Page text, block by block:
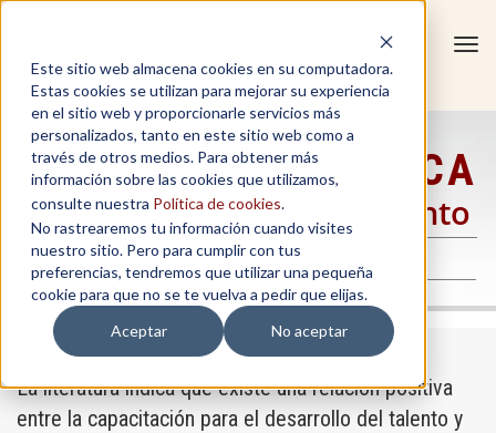
Este sitio web almacena cookies en su computadora.
Estas cookies se utilizan para mejorar su experiencia
en el sitio web y proporcionarle servicios más
personalizados, tanto en este sitio web como a
través de otros medios. Para obtener más
información sobre las cookies que utilizamos,
consulte nuestra Política de cookies.
No rastrearemos tu información cuando visites
nuestro sitio. Pero para cumplir con tus
preferencias, tendremos que utilizar una pequeña
cookie para que no se te vuelva a pedir que elijas.
Aceptar
No aceptar
CALIDAD ACADEMICA
para el desarrollo del talento
Educación corporativa: casos de éxito y estrategias
Autora: Ana Ma. Novillo Rameix, Ph.D.
La literatura indica que existe una relación positiva
entre la capacitación para el desarrollo del talento y